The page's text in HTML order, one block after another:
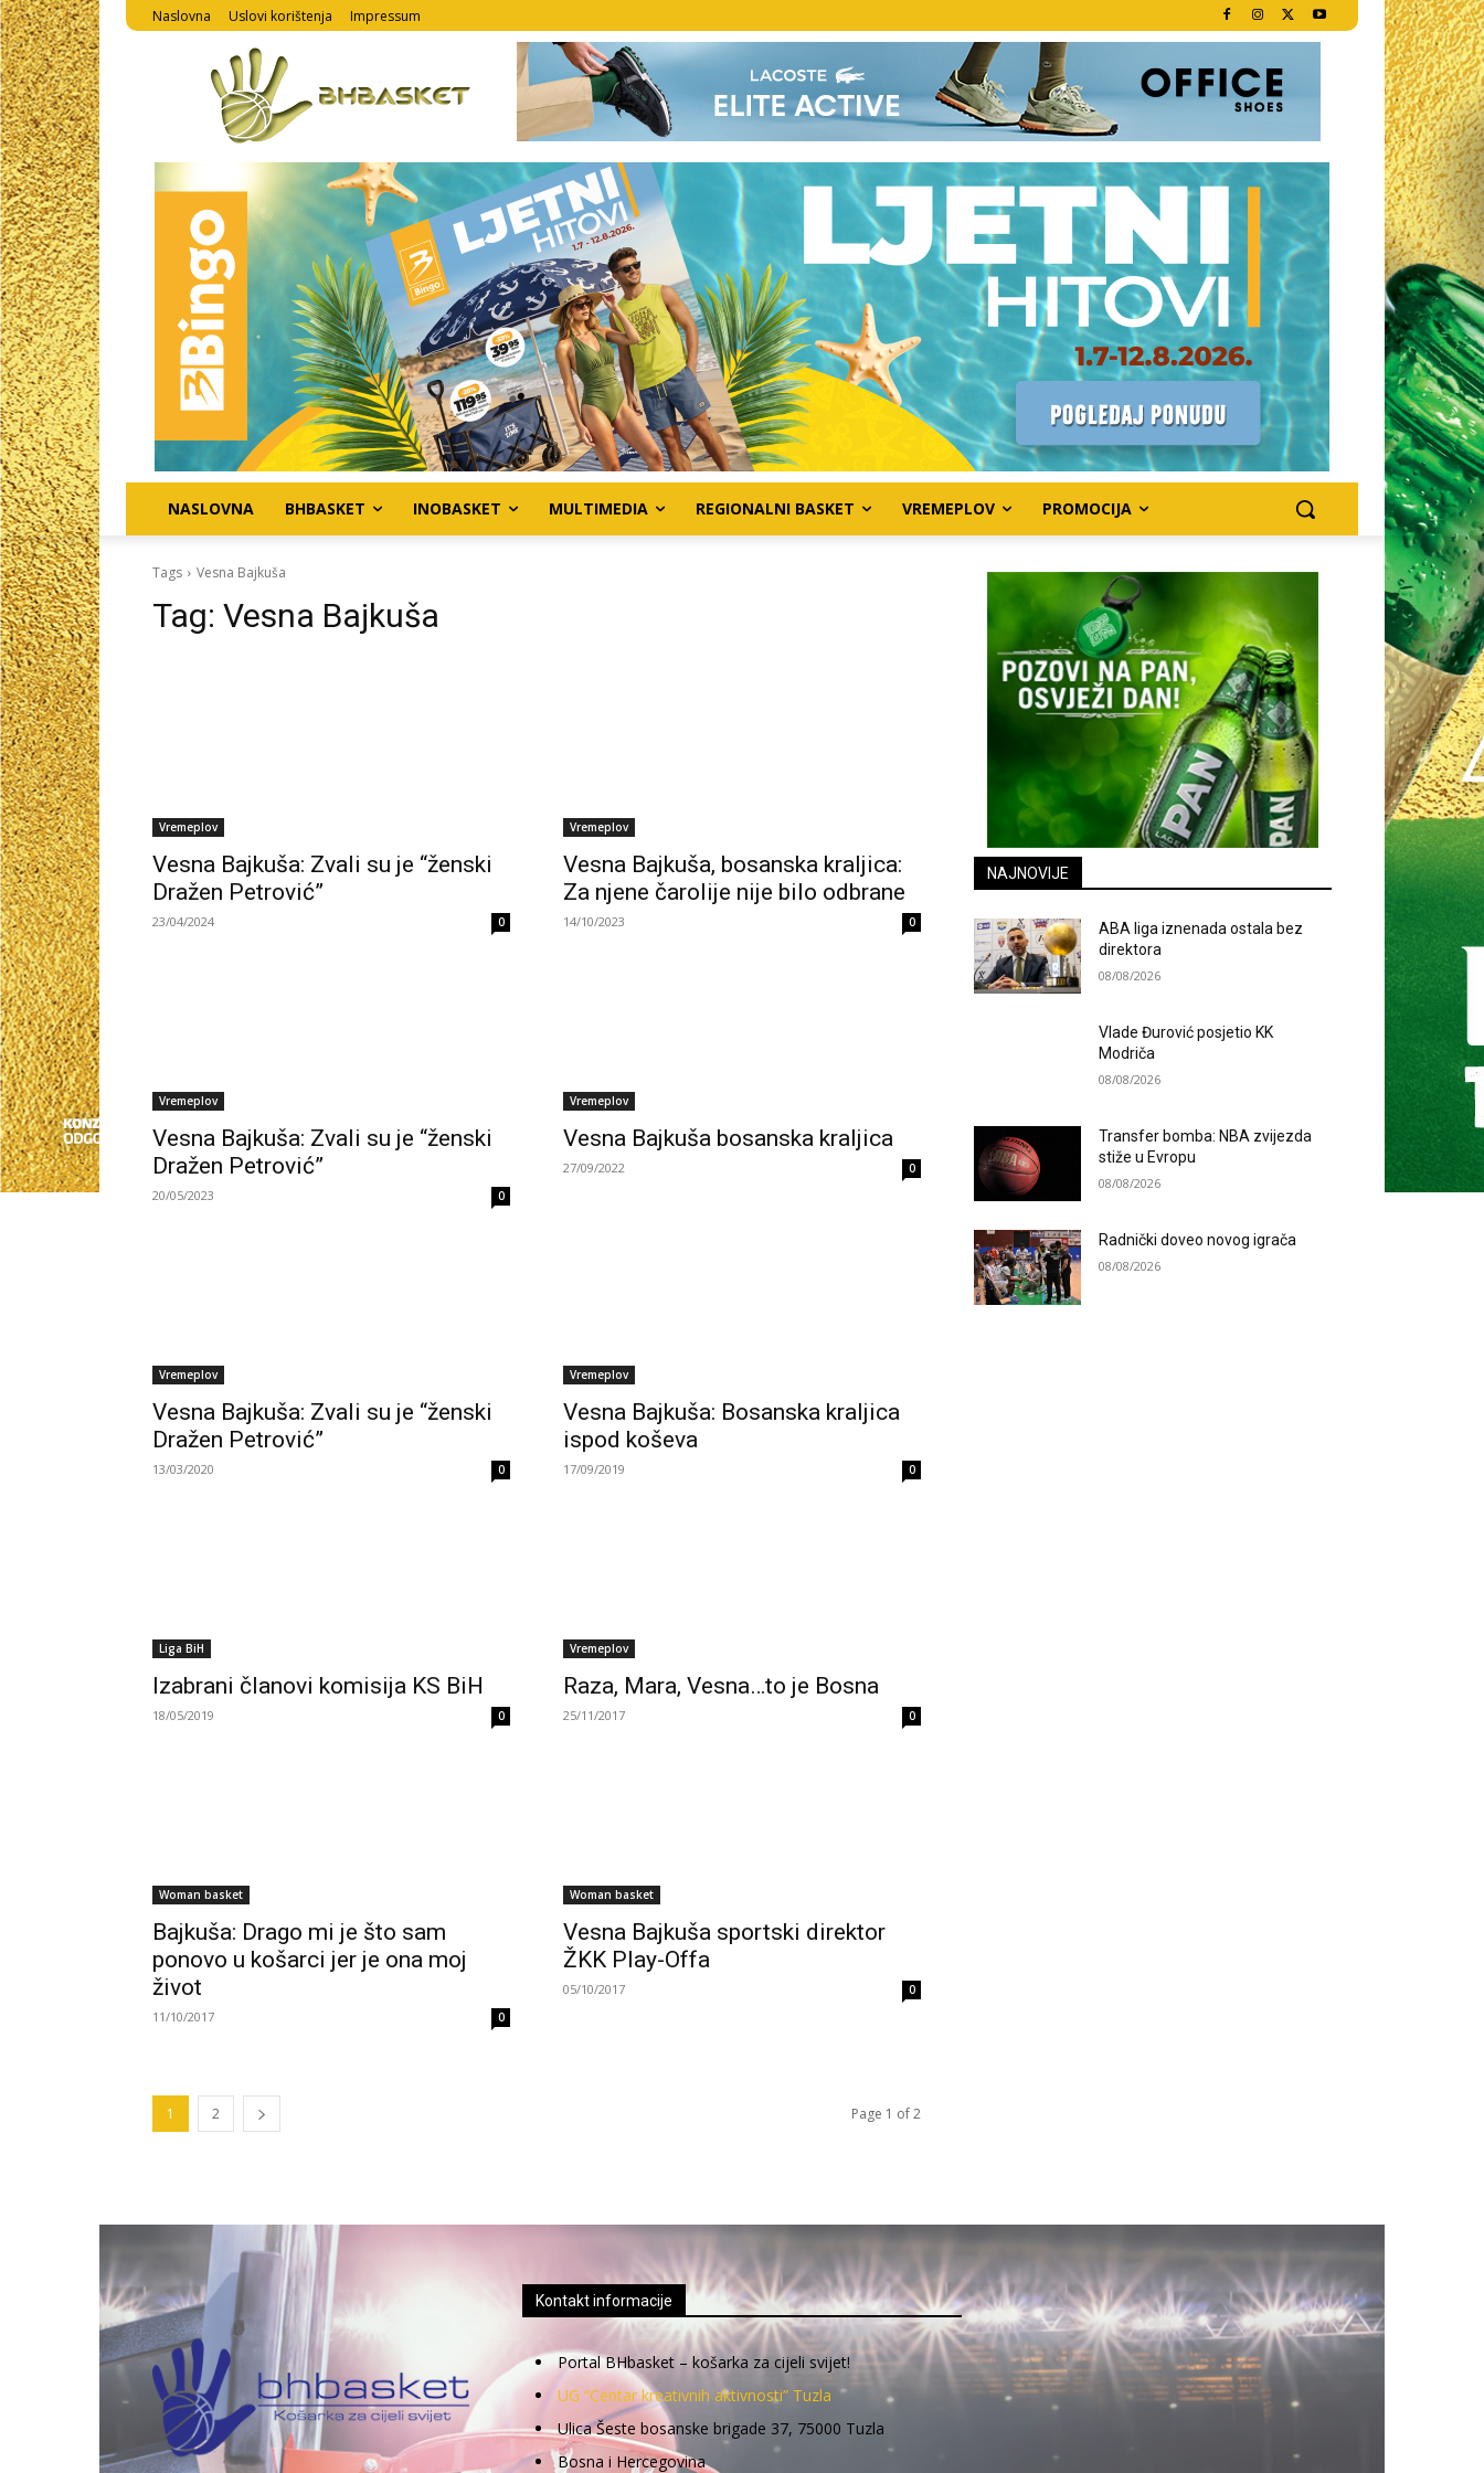
Naslovna Uslovi korištenja Impressum
NASLOVNA BHBASKET INOBASKET MULTIMEDIA REGIONALNI BASKET VREMEPLOV PROMOCIJA
Tags Vesna Bajkuša
Tag: Vesna Bajkuša
Vremeplov
Vesna Bajkuša: Zvali su je “ženski
Dražen Petrović”
23/04/2024 0
Vremeplov
Vesna Bajkuša, bosanska kraljica:
Za njene čarolije nije bilo odbrane
14/10/2023 0
Vremeplov
Vesna Bajkuša: Zvali su je “ženski
Dražen Petrović”
20/05/2023 0
Vremeplov
Vesna Bajkuša bosanska kraljica
27/09/2022 0
Vremeplov
Vesna Bajkuša: Zvali su je “ženski
Dražen Petrović”
13/03/2020 0
Vremeplov
Vesna Bajkuša: Bosanska kraljica
ispod koševa
17/09/2019 0
Liga BiH
Izabrani članovi komisija KS BiH
18/05/2019 0
Vremeplov
Raza, Mara, Vesna…to je Bosna
25/11/2017 0
Woman basket
Bajkuša: Drago mi je što sam
ponovo u košarci jer je ona moj
život
11/10/2017 0
Woman basket
Vesna Bajkuša sportski direktor
ŽKK Play-Offa
05/10/2017 0
1 2 Page 1 of 2
NAJNOVIJE
ABA liga iznenada ostala bez
direktora
08/08/2026
Vlade Đurović posjetio KK
Modriča
08/08/2026
Transfer bomba: NBA zvijezda
stiže u Evropu
08/08/2026
Radnički doveo novog igrača
08/08/2026
Kontakt informacije
Portal BHbasket – košarka za cijeli svijet!
UG “Centar kreativnih aktivnosti” Tuzla
Ulica Šeste bosanske brigade 37, 75000 Tuzla
Bosna i Hercegovina